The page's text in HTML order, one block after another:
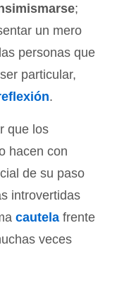
;
un mero
personas que
particular,
.
que los
hacen con
de su paso
introvertidas
cautela frente
veces